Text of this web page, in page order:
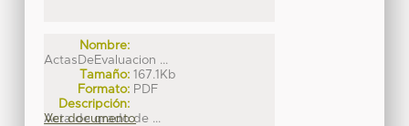
Nombre:
ActasDeEvaluacion ...
Tamaño: 167.1Kb
Formato: PDF
Descripción:
Acta de grado de ...
Ver documento